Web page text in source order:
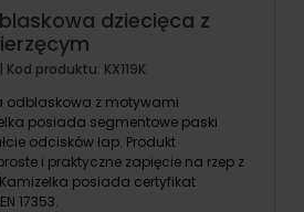
dziecięca z
| Kod produktu: KX119K
odblaskowa z motywami
posiada segmentowe paski
odcisków łap. Produkt
i praktyczne zapięcie na rzep z
posiada certyfikat
17353.